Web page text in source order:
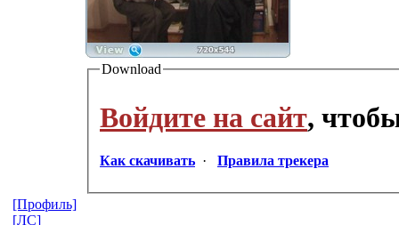
Download
Войдите на сайт,
Как скачивать · Правила трекера
[Профиль]
[ЛС]